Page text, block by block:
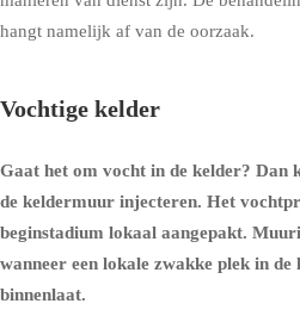
hangt namelijk af van de oorzaak.
Vochtige kelder
Gaat het om vocht in de kelder? Dan
de keldermuur injecteren. Het
beginstadium lokaal aangepakt.
wanneer een lokale zwakke plek in
binnenlaat.